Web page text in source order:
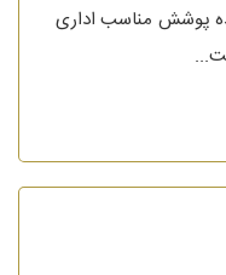
پوشش مناسب اداری